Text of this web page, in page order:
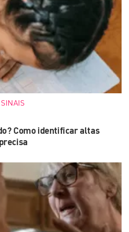
Como identificar altas